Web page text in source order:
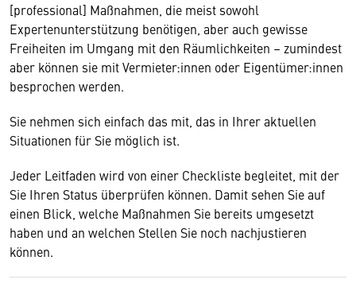
[professional] Maßnahmen, die meist sowohl
Expertenunterstützung benötigen, aber auch gewisse
Freiheiten im Umgang mit den Räumlichkeiten – zumindest
aber können sie mit Vermieter:innen oder Eigentümer:innen
besprochen werden.
Sie nehmen sich einfach das mit, das in Ihrer aktuellen
Situationen für Sie möglich ist.
Jeder Leitfaden wird von einer Checkliste begleitet, mit der
Sie Ihren Status überprüfen können. Damit sehen Sie auf
einen Blick, welche Maßnahmen Sie bereits umgesetzt
haben und an welchen Stellen Sie noch nachjustieren
können.